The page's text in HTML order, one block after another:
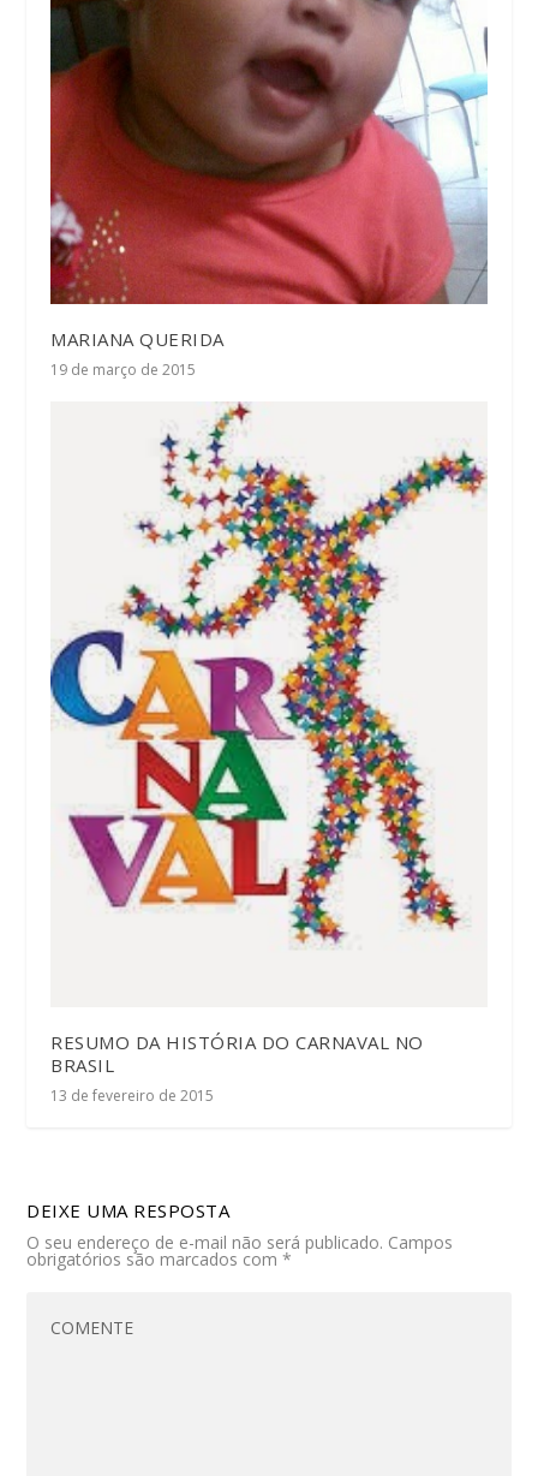
MARIANA QUERIDA
19 de março de 2015
RESUMO DA HISTÓRIA DO CARNAVAL NO
BRASIL
13 de fevereiro de 2015
DEIXE UMA RESPOSTA
O seu endereço de e-mail não será publicado. Campos
obrigatórios são marcados com*